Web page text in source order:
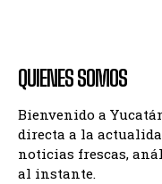
QUIENES SOMOS
Bienvenido a
directa a la
noticias frescas,
al instante.